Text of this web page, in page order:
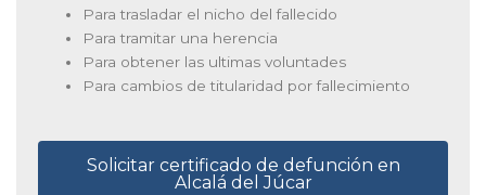
Para trasladar el nicho del fallecido
Para tramitar una herencia
Para obtener las ultimas voluntades
Para cambios de titularidad por fallecimiento
Solicitar certificado de defunción en
Alcalá del Júcar